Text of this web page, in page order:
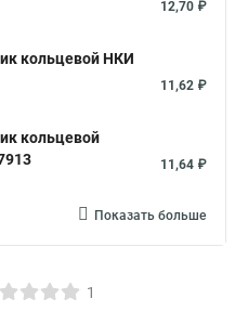
12,70 ₽
кольцевой НКИ
11,62 ₽
кольцевой
11,64 ₽
Показать больше
1